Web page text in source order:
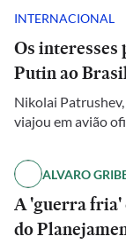
INTERNACIONAL
Os interesses
Putin ao
Nikolai
viajou em avião
ALVARO
A 'guerra fria'
do